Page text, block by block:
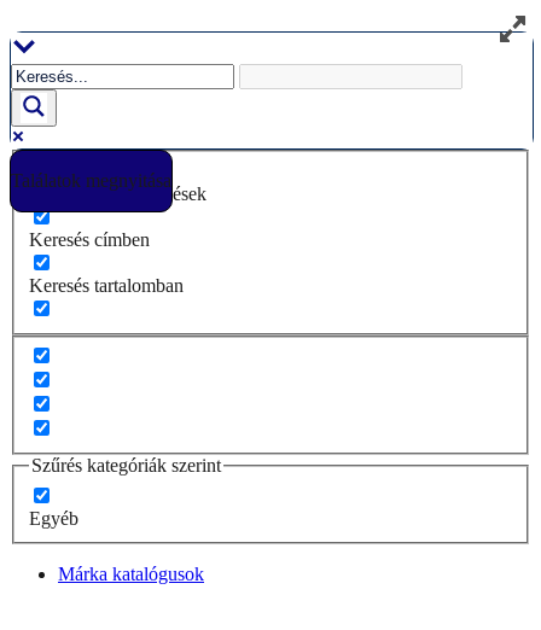
a
tartalomhoz
Találatok megnyitása
Csak pontos egyezések
Keresés címben
Keresés tartalomban
Szűrés kategóriák szerint
Egyéb
Márka katalógusok